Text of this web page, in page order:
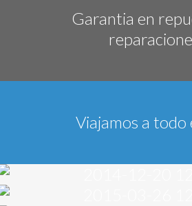
Garantia en
Viajamos a todo